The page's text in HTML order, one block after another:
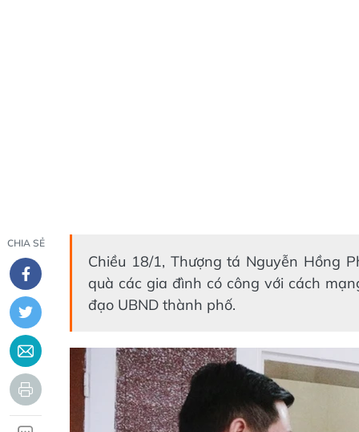
CHIA SẺ
Chiều 18/1, Thượng tá Nguyễn Hồng
quà các gia đình có công với cách
đạo UBND thành phố.